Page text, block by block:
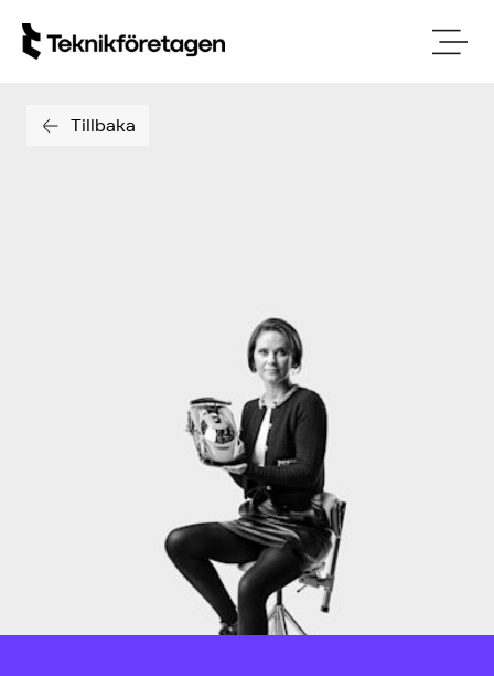
Tillbaka